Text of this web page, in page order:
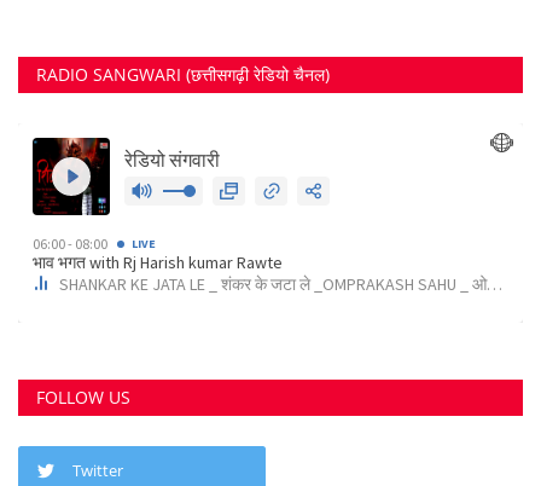
RADIO SANGWARI (छत्तीसगढ़ी रेडियो चैनल)
FOLLOW US
Twitter